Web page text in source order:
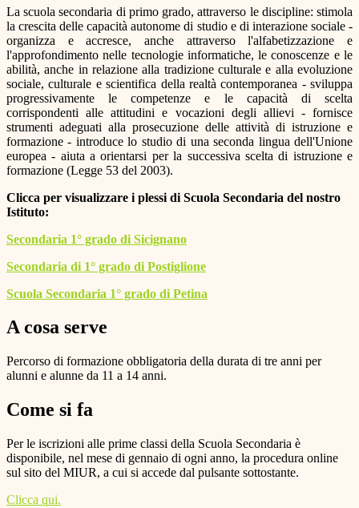
La scuola secondaria di primo grado, attraverso le discipline: stimola
la crescita delle capacità autonome di studio e di interazione sociale -
organizza e accresce, anche attraverso l'alfabetizzazione e
l'approfondimento nelle tecnologie informatiche, le conoscenze e le
abilità, anche in relazione alla tradizione culturale e alla evoluzione
sociale, culturale e scientifica della realtà contemporanea - sviluppa
progressivamente le competenze e le capacità di scelta
corrispondenti alle attitudini e vocazioni degli allievi - fornisce
strumenti adeguati alla prosecuzione delle attività di istruzione e
formazione - introduce lo studio di una seconda lingua dell'Unione
europea - aiuta a orientarsi per la successiva scelta di istruzione e
formazione (Legge 53 del 2003).
Clicca per visualizzare i plessi di Scuola Secondaria del nostro
Istituto:
Secondaria 1° grado di Sicignano
Secondaria di 1° grado di Postiglione
Scuola Secondaria 1° grado di Petina
A cosa serve
Percorso di formazione obbligatoria della durata di tre anni per
alunni e alunne da 11 a 14 anni.
Come si fa
Per le iscrizioni alle prime classi della Scuola Secondaria è
disponibile, nel mese di gennaio di ogni anno, la procedura online
sul sito del MIUR, a cui si accede dal pulsante sottostante.
Clicca qui.